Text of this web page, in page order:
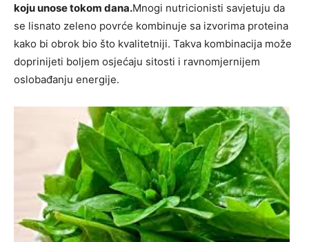
koju unose tokom dana.Mnogi nutricionisti savjetuju da
se lisnato zeleno povrće kombinuje sa izvorima proteina
kako bi obrok bio što kvalitetniji. Takva kombinacija može
doprinijeti boljem osjećaju sitosti i ravnomjernijem
oslobađanju energije.